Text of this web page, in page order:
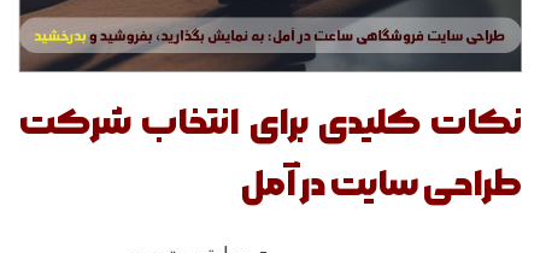
نکات کلیدی برای انتخاب شرکت
طراحی سایت در آمل